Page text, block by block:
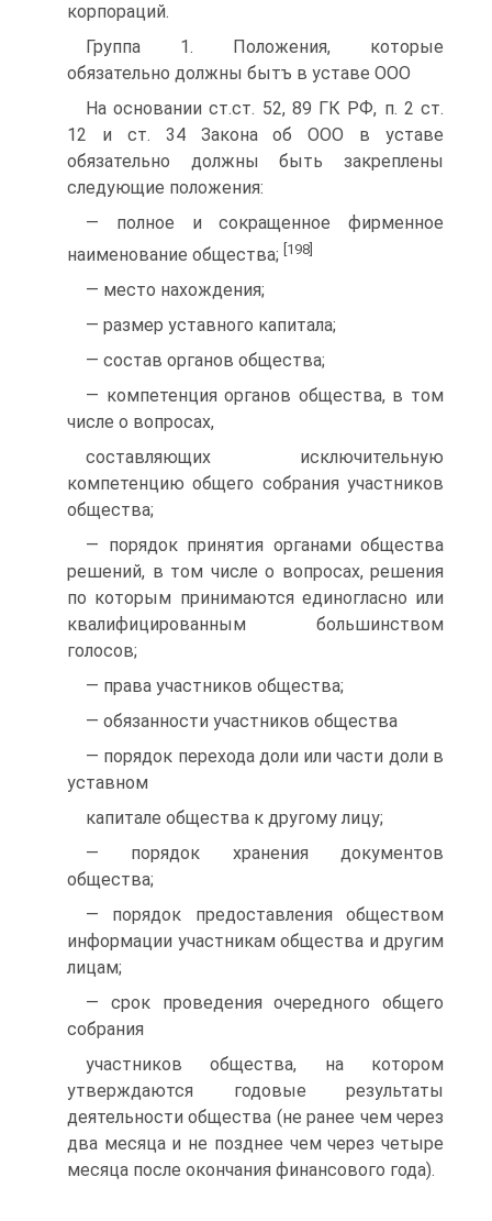
корпораций.
Группа 1. Положения, которые
обязательно должны бытъ в уставе ООО
На основании ст.ст. 52, 89 ГК РФ, п. 2 ст.
12 и ст. 34 Закона об ООО в уставе
обязательно должны быть закреплены
следующие положения:
— полное и сокращенное фирменное
наименование общества; [198]
— место нахождения;
— размер уставного капитала;
— состав органов общества;
— компетенция органов общества, в том
числе о вопросах,
составляющих исключительную
компетенцию общего собрания участников
общества;
— порядок принятия органами общества
решений, в том числе о вопросах, решения
по которым принимаются единогласно или
квалифицированным большинством
голосов;
— права участников общества;
— обязанности участников общества
— порядок перехода доли или части доли в
уставном
капитале общества к другому лицу;
— порядок хранения документов
общества;
— порядок предоставления обществом
информации участникам общества и другим
лицам;
— срок проведения очередного общего
собрания
участников общества, на котором
утверждаются годовые результаты
деятельности общества (не ранее чем через
два месяца и не позднее чем через четыре
месяца после окончания финансового года).